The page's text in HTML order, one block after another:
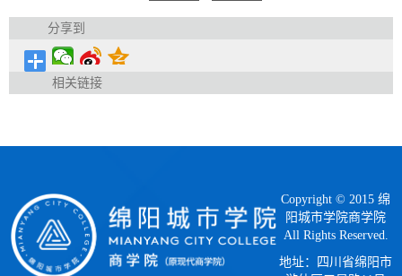
分享到
相关链接
Copyright © 2015 绵
阳城市学院商学院
All Rights Reserved.
地址：四川省绵阳市